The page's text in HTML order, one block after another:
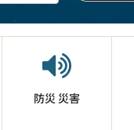
防災 災害